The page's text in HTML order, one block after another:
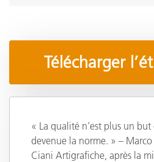
Télécharger
« La qualité n’est plus un but
devenue la norme. » –
Ciani Artigrafiche, après la